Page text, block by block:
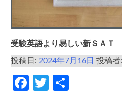
受験英語より易しい新ＳＡＴ
投稿日:2024年7月16日 投稿者:
Facebook
Twitter